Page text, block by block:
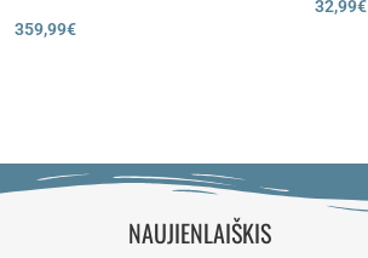
359,99€
32,99€
NAUJIENLAIŠKIS